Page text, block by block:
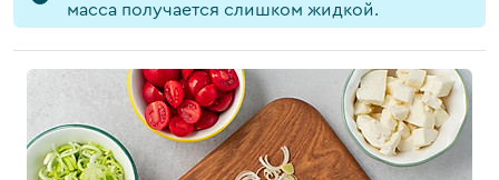
масса получается слишком жидкой.